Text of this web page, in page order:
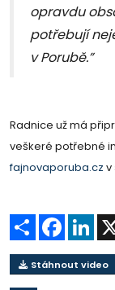
opravdu
potřebují
v Porubě.”
Radnice už má
veškeré potřebné
fajnovaporuba.cz v
Sdílet
Stáhnout video